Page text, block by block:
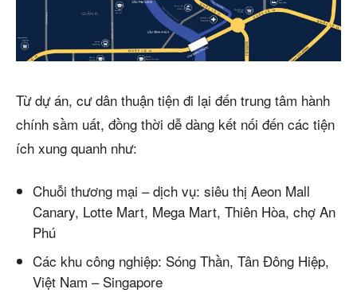
Từ dự án, cư dân thuận tiện đi lại đến trung tâm hành
chính sầm uất, đồng thời dễ dàng kết nối đến các tiện
ích xung quanh như:
Chuỗi thương mại – dịch vụ: siêu thị Aeon Mall
Canary, Lotte Mart, Mega Mart, Thiên Hòa, chợ An
Phú
Các khu công nghiệp: Sóng Thần, Tân Đông Hiệp,
Việt Nam – Singapore